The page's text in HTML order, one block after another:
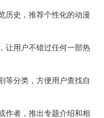
历史，推荐个性化的动漫
让用户不错过任何一部热
等分类，方便用户查找自
作者，推出专题介绍和相